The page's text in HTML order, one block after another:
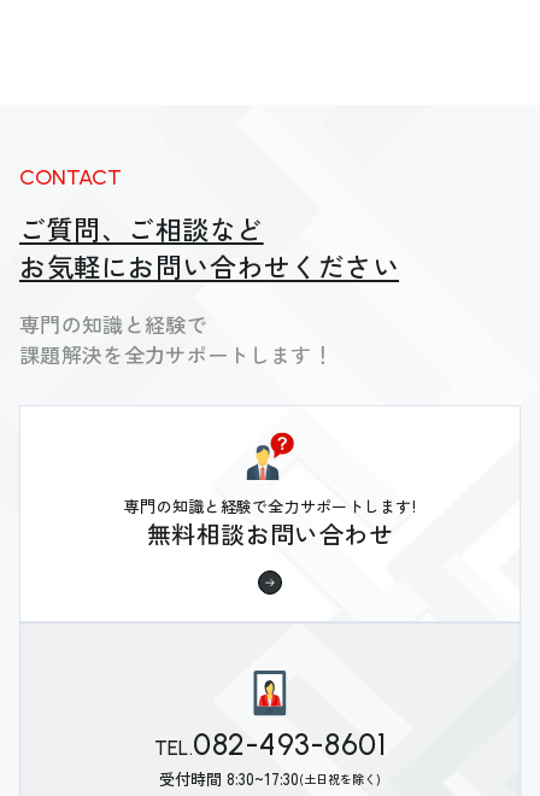
CONTACT
ご質問、ご相談など
お気軽にお問い合わせください
専門の知識と経験で
課題解決を全力サポートします！
TEL.082-493-8601
受付時間 8:30~17:30(土日祝を除く)
専門の知識と経験で全力サポートします!
無料相談お問い合わせ